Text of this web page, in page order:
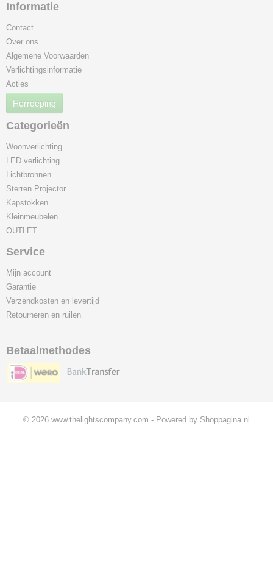
Informatie
Contact
Over ons
Algemene Voorwaarden
Verlichtingsinformatie
Acties
Herroeping
Categorieën
Woonverlichting
LED verlichting
Lichtbronnen
Sterren Projector
Kapstokken
Kleinmeubelen
OUTLET
Service
Mijn account
Garantie
Verzendkosten en levertijd
Retourneren en ruilen
Betaalmethodes
© 2026 www.thelightscompany.com - Powered by Shoppagina.nl